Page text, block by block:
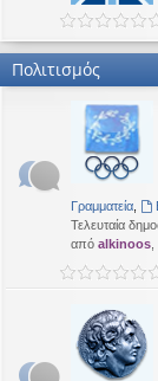
Πολιτισμός
Γραμματεία
Τελευταία
από alkinoos